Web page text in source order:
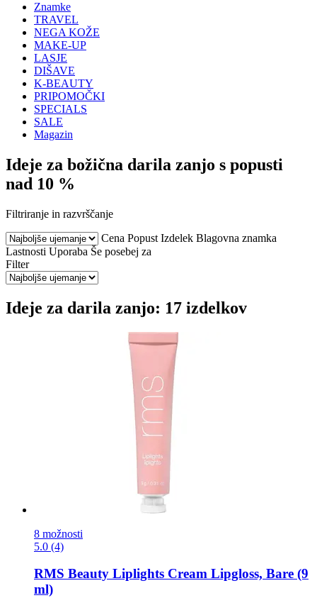
Znamke
TRAVEL
NEGA KOŽE
MAKE-UP
LASJE
DIŠAVE
K-BEAUTY
PRIPOMOČKI
SPECIALS
SALE
Magazin
Ideje za božična darila zanjo s popusti
nad 10 %
Filtriranje in razvrščanje
Cena Popust Izdelek Blagovna znamka
Lastnosti Uporaba Še posebej za
Filter
Ideje za darila zanjo: 17 izdelkov
8 možnosti
5.0 (4)
RMS Beauty Liplights Cream Lipgloss, Bare (9
ml)